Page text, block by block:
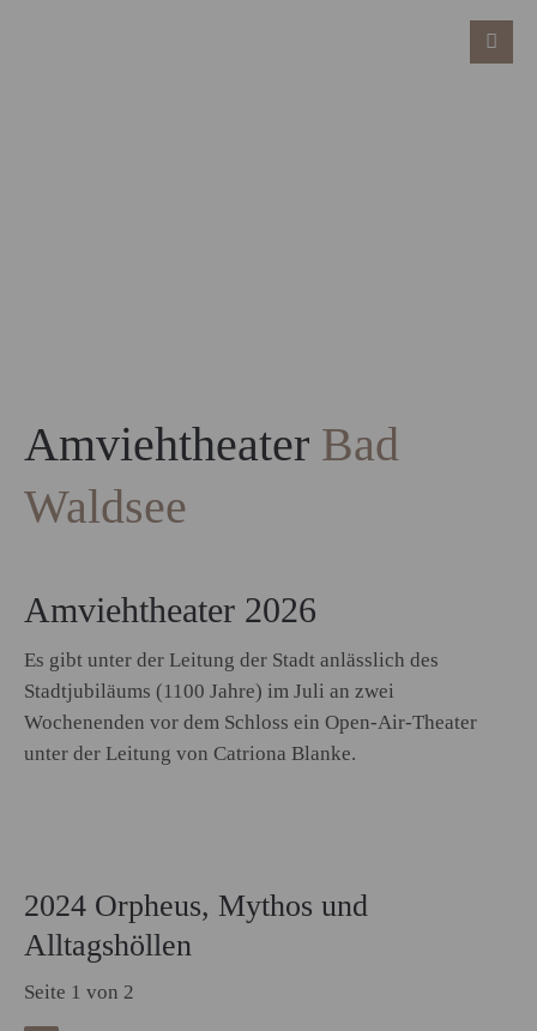
Amviehtheater Bad
Waldsee
Amviehtheater 2026
Es gibt unter der Leitung der Stadt anlässlich des
Stadtjubiläums (1100 Jahre) im Juli an zwei
Wochenenden vor dem Schloss ein Open-Air-Theater
unter der Leitung von Catriona Blanke.
2024 Orpheus, Mythos und
Alltagshöllen
Seite 1 von 2